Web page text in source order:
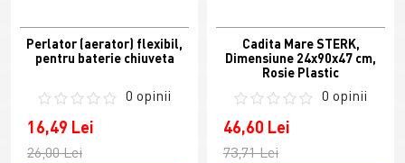
Perlator (aerator) flexibil,
pentru baterie chiuveta
0 opinii
16,49 Lei
26,00 Lei
Cadita Mare STERK,
Dimensiune 24x90x47 cm,
Rosie Plastic
0 opinii
46,60 Lei
73,71 Lei